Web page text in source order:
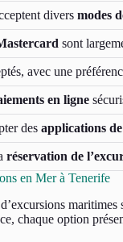
divers modes
sont
avec une
en ligne
des applications
réservation de
en Mer à Tenerife
chaque option